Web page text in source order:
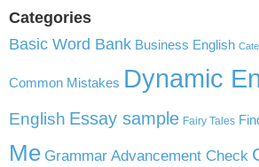
Categories
Basic Word Bank Business English
Common Mistakes Dynamic
English Essay sample Fairy Tales
Me Grammar Advancement Check